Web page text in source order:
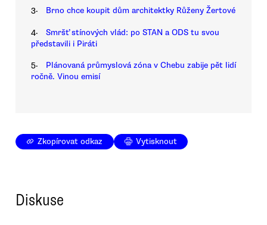
3. Brno chce koupit dům architektky Růženy Žertové
4.
Smršť stínových vlád: po STAN a ODS tu svou
představili i Piráti
5.
Plánovaná průmyslová zóna v Chebu zabije pět lidí
ročně. Vinou emisí
Zkopírovat odkaz Vytisknout
Diskuse